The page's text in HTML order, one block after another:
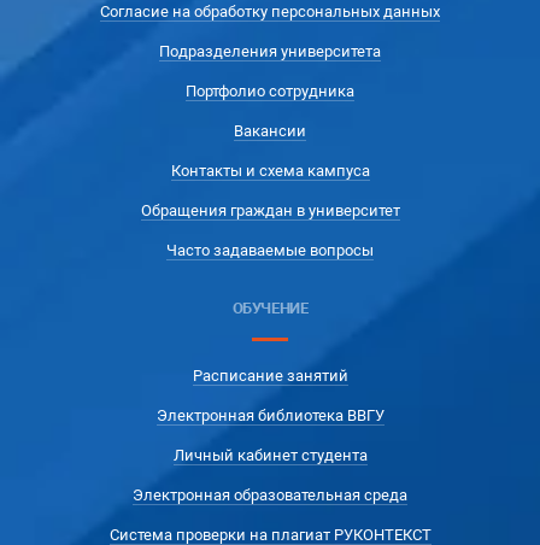
Согласие на обработку персональных данных
Подразделения университета
Портфолио сотрудника
Вакансии
Контакты и схема кампуса
Обращения граждан в университет
Часто задаваемые вопросы
ОБУЧЕНИЕ
Расписание занятий
Электронная библиотека ВВГУ
Личный кабинет студента
Электронная образовательная среда
Система проверки на плагиат РУКОНТЕКСТ